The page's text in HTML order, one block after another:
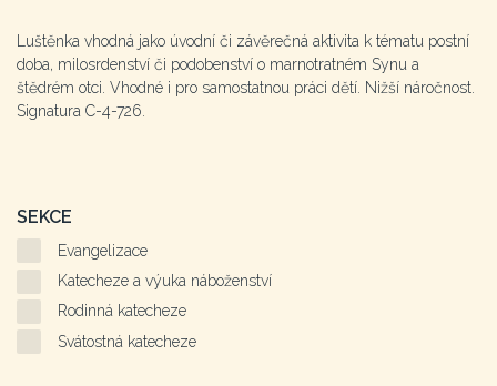
Luštěnka vhodná jako úvodní či závěrečná aktivita k tématu postní
doba, milosrdenství či podobenství o marnotratném Synu a
štědrém otci. Vhodné i pro samostatnou práci dětí. Nižší náročnost.
Signatura C-4-726.
SEKCE
Evangelizace
Katecheze a výuka náboženství
Rodinná katecheze
Svátostná katecheze